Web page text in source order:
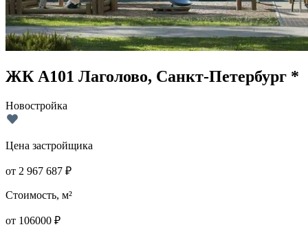
ЖК А101 Лаголово, Санкт-Петербург *
Новостройка
Цена застройщика
от 2 967 687 ₽
Стоимость, м²
от 106000 ₽